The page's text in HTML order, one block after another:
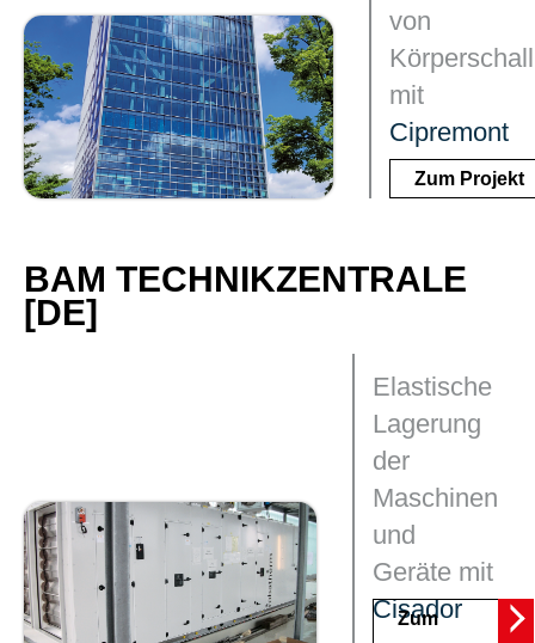
von
Körperschall
mit
Cipremont
Zum Projekt
BAM TECHNIKZENTRALE
[DE]
Elastische
Lagerung
der
Maschinen
und
Geräte mit
Cisador
Zum